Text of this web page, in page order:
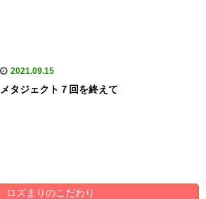
2021.09.15
メタジェクト７回を終えて
ロズまりのこだわり